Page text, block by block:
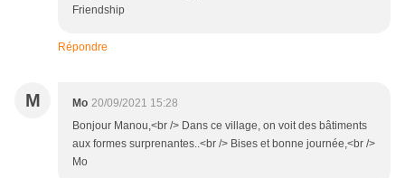
Friendship
Répondre
M Mo 20/09/2021 15:28
Bonjour Manou,<br /> Dans ce village, on voit des bâtiments
aux formes surprenantes..<br /> Bises et bonne journée,<br />
Mo